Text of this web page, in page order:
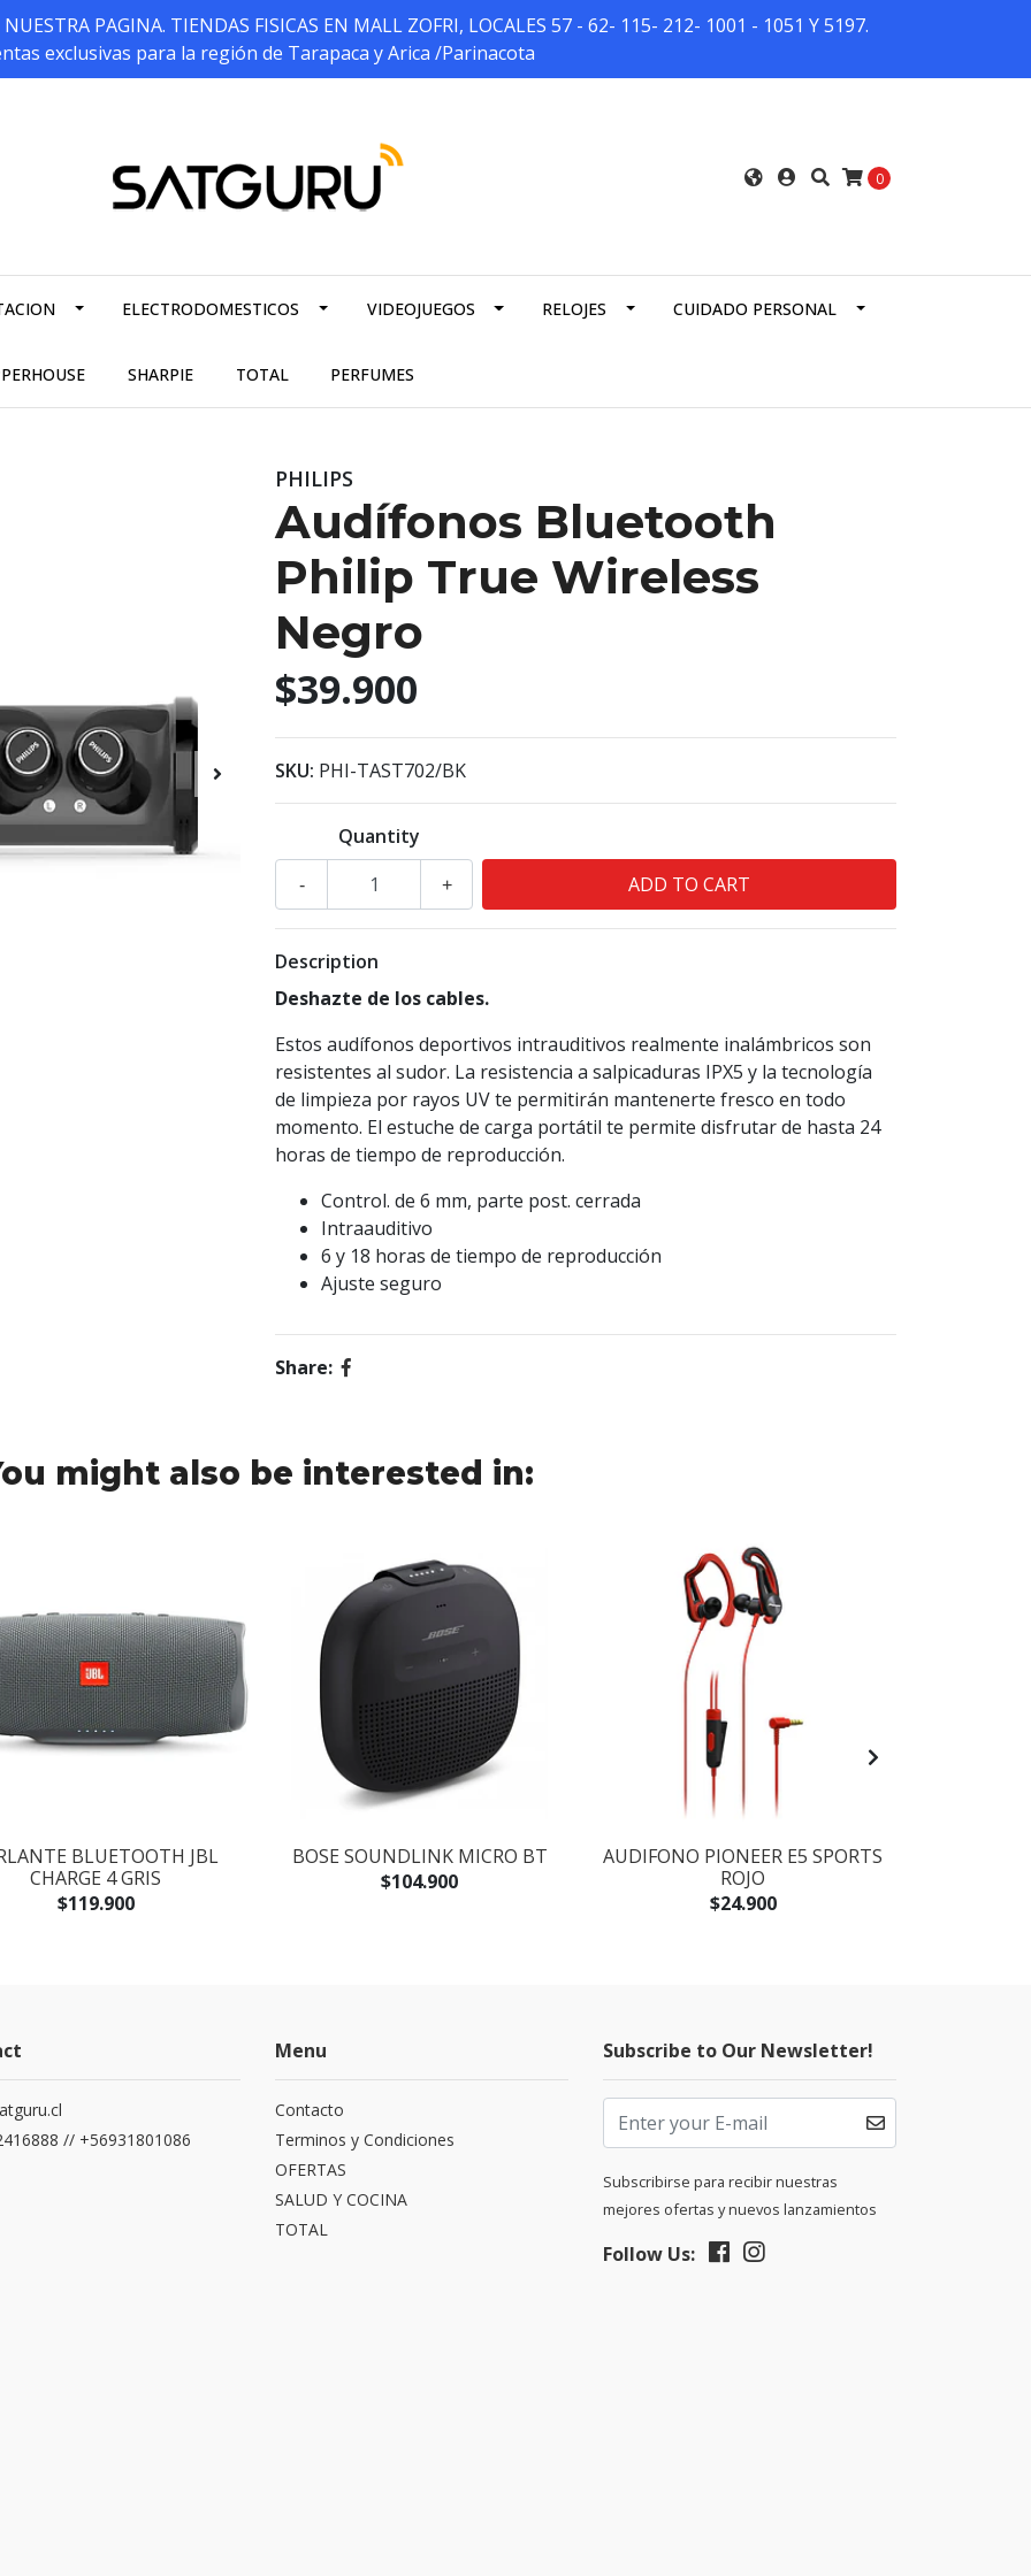
PAGINA. TIENDAS FISICAS EN MALL ZOFRI, LOCALES 57 - 62- 115- 212- 1001 - 1051 Y 5197.
exclusivas para la región de Tarapaca y Arica /Parinacota
0
ELECTRODOMESTICOS VIDEOJUEGOS RELOJES CUIDADO PERSONAL
SHARPIE TOTAL PERFUMES
PHILIPS
Audífonos Bluetooth
Philip True Wireless
Negro
$39.900
SKU: PHI-TAST702/BK
Quantity
+
-
Description
Deshazte de los cables.
Estos audífonos deportivos intrauditivos realmente inalámbricos son
resistentes al sudor. La resistencia a salpicaduras IPX5 y la tecnología
de limpieza por rayos UV te permitirán mantenerte fresco en todo
momento. El estuche de carga portátil te permite disfrutar de hasta 24
horas de tiempo de reproducción.
Control. de 6 mm, parte post. cerrada
Intraauditivo
6 y 18 horas de tiempo de reproducción
Ajuste seguro
Share:
might also be interested in:
BLUETOOTH JBL
CHARGE 4 GRIS
$119.900
BOSE SOUNDLINK MICRO BT
$104.900
AUDIFONO PIONEER E5 SPORTS
ROJO
$24.900
// +56931801086
Menu
Contacto
Terminos y Condiciones
OFERTAS
SALUD Y COCINA
TOTAL
Subscribe to Our Newsletter!
Subscribirse para recibir nuestras
mejores ofertas y nuevos lanzamientos
Follow Us: